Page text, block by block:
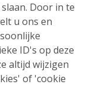
Door in te
u ons en
ID's op deze
altijd wijzigen
of 'cookie